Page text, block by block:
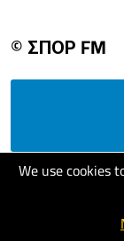
We use cookies
© ΣΠΟΡ FM